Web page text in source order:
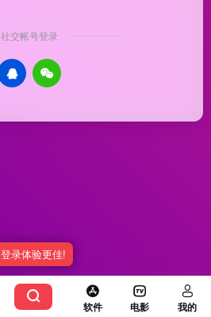
社交帐号登录
冀ICP备20003336号-5由 OneNav强力驱动
软件 电影 我的
登录体验更佳!